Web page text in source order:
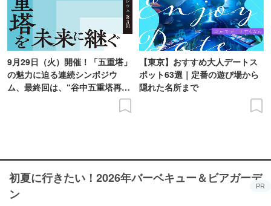
9月29日（火）開催！「五重塔」
の魅力に迫る連続シンポジウ
ム、最終回は、“谷中五重塔再建
【東京】おすすめ大人デートス
ポット63選｜定番の遊び場から
隠れた名所まで
初夏に行きたい！2026年バーベキュー＆ビアガーデ
ン
PR